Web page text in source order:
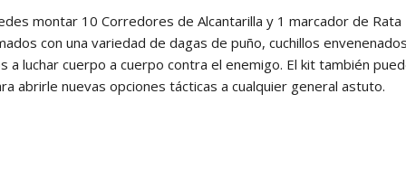
montar 10 Corredores de Alcantarilla y 1 marcador de
con una variedad de dagas de puño, cuchillos
a luchar cuerpo a cuerpo contra el enemigo. El kit también
abrirle nuevas opciones tácticas a cualquier general astuto.